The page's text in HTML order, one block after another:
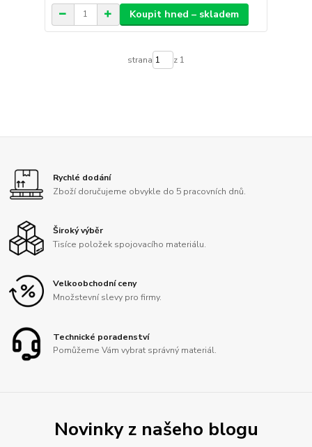
Koupit hned – skladem
strana z 1
Rychlé dodání
Zboží doručujeme obvykle do 5 pracovních dnů.
Široký výběr
Tisíce položek spojovacího materiálu.
Velkoobchodní ceny
Množstevní slevy pro firmy.
Technické poradenství
Pomůžeme Vám vybrat správný materiál.
Novinky z našeho blogu